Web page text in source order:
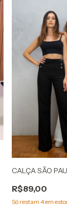
CALÇA SÃO
R$89,00
Só restam 4em